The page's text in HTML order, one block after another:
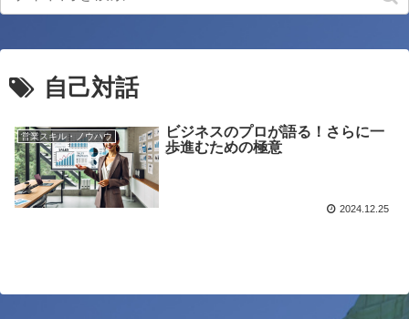
自己対話
営業スキル・ノウハウ
ビジネスのプロが語る！さらに一
歩進むための極意
2024.12.25